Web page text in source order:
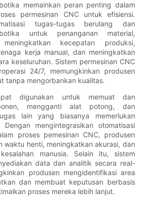
memainkan peran penting dalam
permesinan CNC untuk efisiensi.
tugas-tugas berulang dan
untuk penanganan material,
kecepatan produksi,
kerja manual, dan meningkatkan
keseluruhan. Sistem permesinan CNC
24/7, memungkinkan produsen
tanpa mengorbankan kualitas.
digunakan untuk memuat dan
mengganti alat potong, dan
lain yang biasanya memerlukan
Dengan mengintegrasikan otomatisasi
proses pemesinan CNC, produsen
waktu henti, meningkatkan akurasi, dan
manusia. Selain itu, sistem
data dan analitik secara real-
produsen mengidentifikasi area
dan membuat keputusan berbasis
proses mereka lebih lanjut.